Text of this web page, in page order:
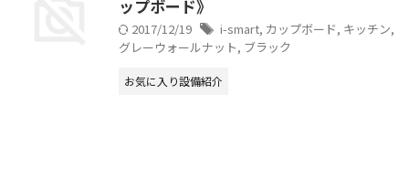
ップボード》
2017/12/19 i-smart, カップボード, キッチン,
グレーウォールナット, ブラック
お気に入り設備紹介